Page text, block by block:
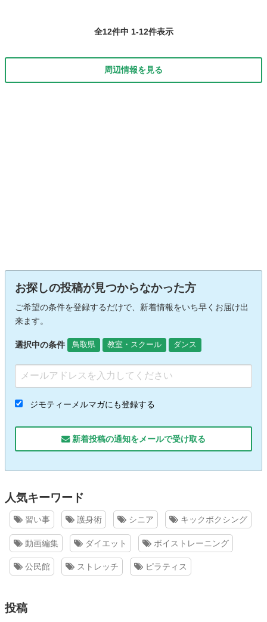
全12件中 1-12件表示
周辺情報を見る
お探しの投稿が見つからなかった方
ご希望の条件を登録するだけで、新着情報をいち早くお届け出
来ます。
選択中の条件 鳥取県 教室・スクール ダンス
ジモティーメルマガにも登録する
新着投稿の通知をメールで受け取る
人気キーワード
習い事 護身術 シニア キックボクシング
動画編集 ダイエット ボイストレーニング
公民館 ストレッチ ピラティス
投稿